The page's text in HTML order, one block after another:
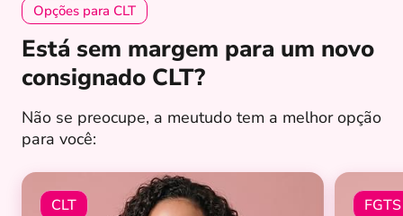
Opções para CLT
Está sem margem para um novo
consignado CLT?
Não se preocupe, a meutudo tem a melhor opção
para você:
CLT FGTS